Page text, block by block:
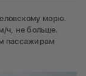
морю.
ч, не больше.
пассажирам